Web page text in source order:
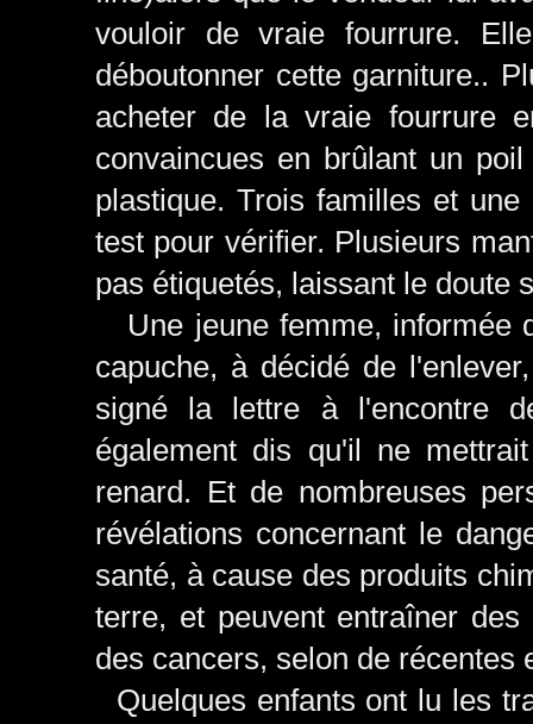
vouloir de vraie fourrure.
déboutonner cette garniture..
acheter de la vraie fourrure
convaincues en brûlant un
plastique. Trois familles et
test pour vérifier. Plusieurs
pas étiquetés, laissant le doute
Une jeune femme, informée
capuche, à décidé de
signé la lettre à l'encontre
également dis qu'il ne
renard. Et de nombreuses
révélations concernant le
santé, à cause des produits
terre, et peuvent entraîner des
des cancers, selon de récentes
Quelques enfants ont lu les